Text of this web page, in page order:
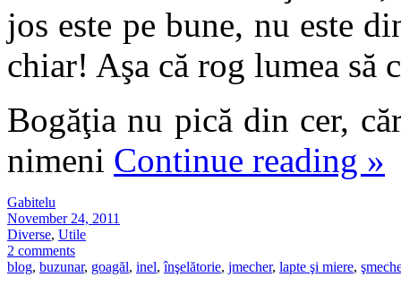
jos este pe bune, nu este
chiar! Aşa că rog lumea să
Bogăţia nu pică din cer,
nimeni Continue reading »
Gabitelu
November 24, 2011
Diverse, Utile
2 comments
blog, buzunar, goagăl, inel, înşelătorie, jmecher, lapte şi miere,